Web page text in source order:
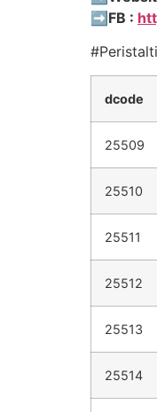
➡️FB :
dcode
25509
25510
25511
25512
25513
25514